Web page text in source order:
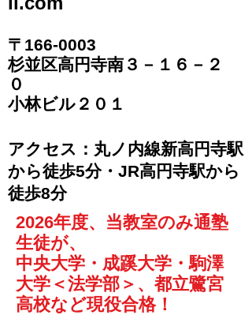
〒166-0003
​杉並区高円寺南３－１６－２
０
​小林ビル２０１
​アクセス：丸ノ内線新高円寺駅
から徒歩5分・JR高円寺駅から
徒歩8分
2026年度、当教室のみ通塾
生徒が、
中央大学・成蹊大学・駒澤
大学＜法学部＞、都立鷺宮
高校など現役合格！